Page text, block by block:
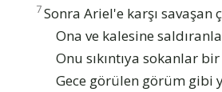
7Sonra Ariel'e karşı savaşan
Ona ve kalesine
Onu sıkıntıya sokanlar
Gece görülen görüm gibi